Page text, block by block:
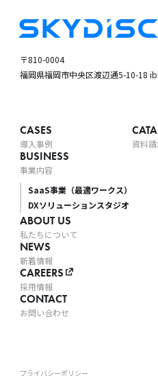
〒810-0004
福岡県福岡市中央区渡辺通5-10-18
CASES
導入事例
BUSINESS
事業内容
SaaS事業（最適ワークス）
DXソリューションスタジオ
ABOUT US
私たちについて
NEWS
新着情報
CAREERS
採用情報
CONTACT
お問い合わせ
資料請
プライバシーポリシー